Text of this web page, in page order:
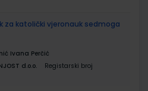
za katolički vjeronauk sedmoga
Ivana Perčić
d.o.o.
Registarski broj